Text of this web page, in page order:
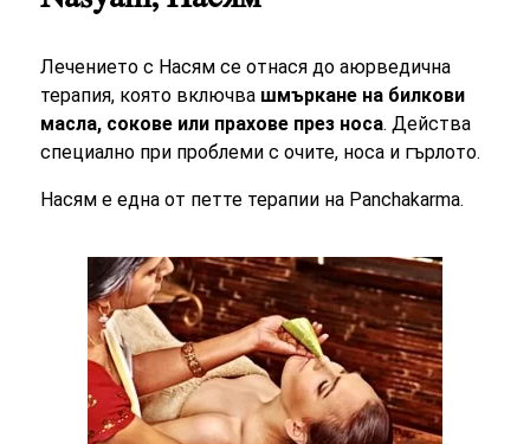
Лечението с Насям се отнася до аюрведична
терапия, която включва шмъркане на билкови
масла, сокове или прахове през носа. Действа
специално при проблеми с очите, носа и гърлото.
Насям е една от петте терапии на Panchakarma.